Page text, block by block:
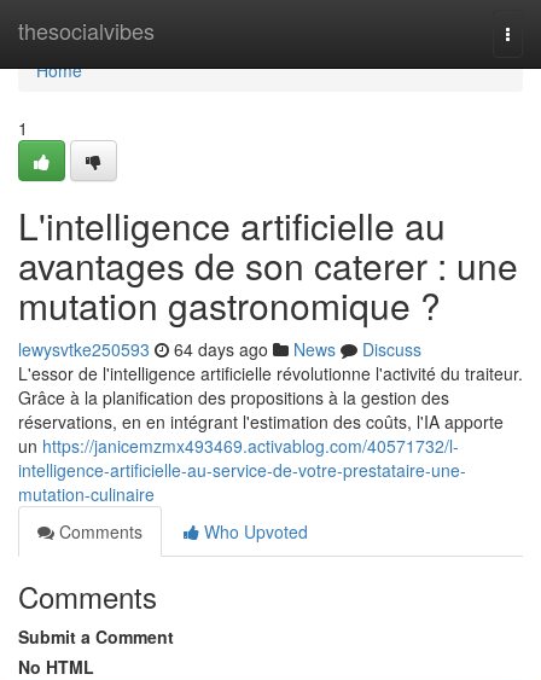
thesocialvibes
Home
Home
1
L'intelligence artificielle au
avantages de son caterer : une
mutation gastronomique ?
lewysvtke250593 64 days ago News
Discuss
L'essor de l'intelligence artificielle révolutionne l'activité du traiteur.
Grâce à la planification des propositions à la gestion des
réservations, en en intégrant l'estimation des coûts, l'IA apporte
un https://janicemzmx493469.activablog.com/40571732/l-
intelligence-artificielle-au-service-de-votre-prestataire-une-
mutation-culinaire
Comments
Who Upvoted
Comments
Submit a Comment
No HTML